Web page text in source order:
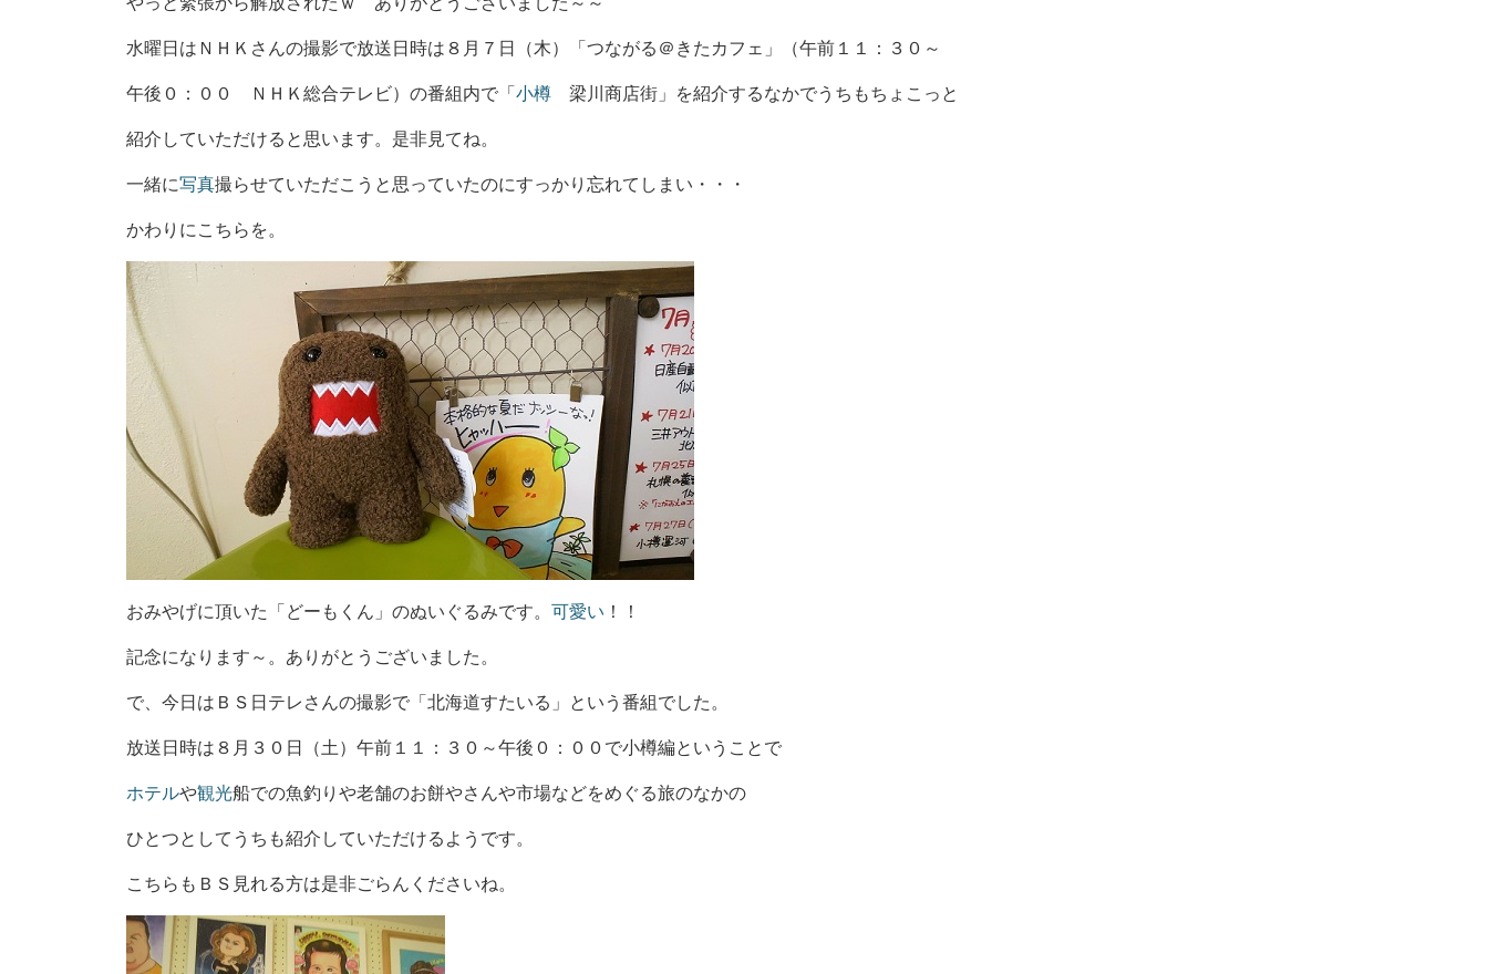
水曜日はＮＨＫさんの撮影で放送日時は８月７日（木）「つながる＠きたカフェ」（午前１１：３０～
午後０：００ ＮＨＫ総合テレビ）の番組内で「小樽 梁川商店街」を紹介するなかでうちもちょこっと
紹介していただけると思います。是非見てね。
一緒に写真撮らせていただこうと思っていたのにすっかり忘れてしまい・・・
かわりにこちらを。
おみやげに頂いた「どーもくん」のぬいぐるみです。 可愛い ！！
記念になります～。ありがとうございました。
で、今日はＢＳ日テレさんの撮影で「北海道すたいる」という番組でした。
放送日時は８月３０日（土）午前１１：３０～午後０：００で小樽編ということで
ホテルや観光船での魚釣りや老舗のお餅やさんや市場などをめぐる旅のなかの
ひとつとしてうちも紹介していただけるようです。
こちらもＢＳ見れる方は是非ごらんくださいね。